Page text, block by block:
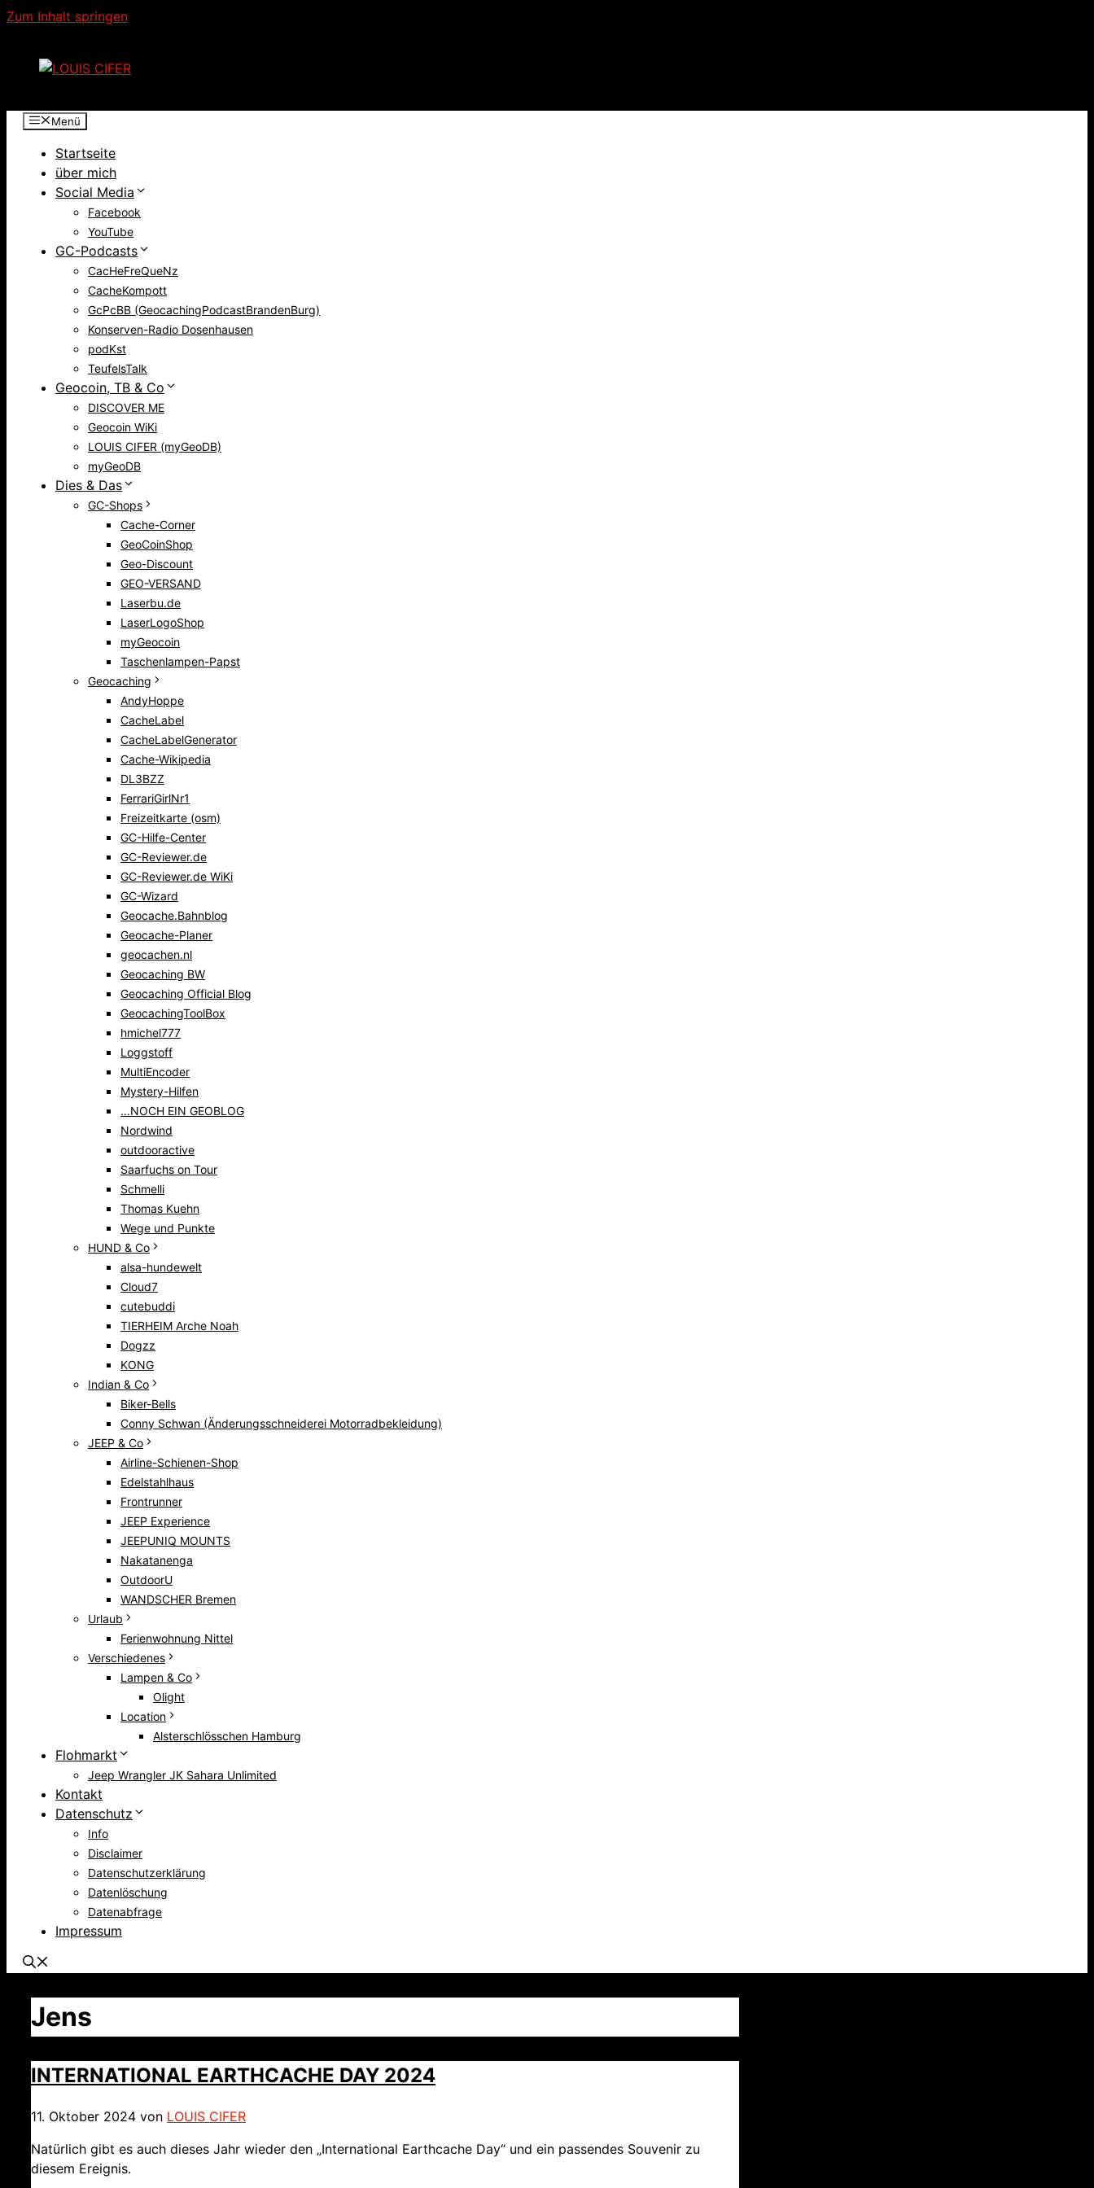
Zum Inhalt springen
Menü
Startseite
über mich
Social Media
Facebook
YouTube
GC-Podcasts
CacHeFreQueNz
CacheKompott
GcPcBB (GeocachingPodcastBrandenBurg)
Konserven-Radio Dosenhausen
podKst
TeufelsTalk
Geocoin, TB & Co
DISCOVER ME
Geocoin WiKi
LOUIS CIFER (myGeoDB)
myGeoDB
Dies & Das
GC-Shops
Cache-Corner
GeoCoinShop
Geo-Discount
GEO-VERSAND
Laserbu.de
LaserLogoShop
myGeocoin
Taschenlampen-Papst
Geocaching
AndyHoppe
CacheLabel
CacheLabelGenerator
Cache-Wikipedia
DL3BZZ
FerrariGirlNr1
Freizeitkarte (osm)
GC-Hilfe-Center
GC-Reviewer.de
GC-Reviewer.de WiKi
GC-Wizard
Geocache.Bahnblog
Geocache-Planer
geocachen.nl
Geocaching BW
Geocaching Official Blog
GeocachingToolBox
hmichel777
Loggstoff
MultiEncoder
Mystery-Hilfen
…NOCH EIN GEOBLOG
Nordwind
outdooractive
Saarfuchs on Tour
Schmelli
Thomas Kuehn
Wege und Punkte
HUND & Co
alsa-hundewelt
Cloud7
cutebuddi
TIERHEIM Arche Noah
Dogzz
KONG
Indian & Co
Biker-Bells
Conny Schwan (Änderungsschneiderei Motorradbekleidung)
JEEP & Co
Airline-Schienen-Shop
Edelstahlhaus
Frontrunner
JEEP Experience
JEEPUNIQ MOUNTS
Nakatanenga
OutdoorU
WANDSCHER Bremen
Urlaub
Ferienwohnung Nittel
Verschiedenes
Lampen & Co
Olight
Location
Alsterschlösschen Hamburg
Flohmarkt
Jeep Wrangler JK Sahara Unlimited
Kontakt
Datenschutz
Info
Disclaimer
Datenschutzerklärung
Datenlöschung
Datenabfrage
Impressum
Jens
INTERNATIONAL EARTHCACHE DAY 2024
11. Oktober 2024 von LOUIS CIFER
Natürlich gibt es auch dieses Jahr wieder den „International Earthcache Day“ und ein passendes Souvenir zu
diesem Ereignis.